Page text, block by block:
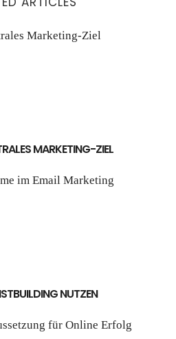
Marketing-Ziel
MARKETING-ZIEL
nutzen
NUTZEN
der Schlüssel zum Erfolg